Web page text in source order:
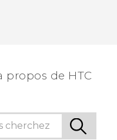
propos de HTC